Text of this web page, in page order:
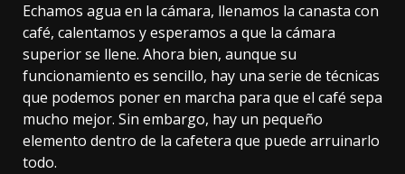
Echamos agua en la cámara, llenamos la canasta con
café, calentamos y esperamos a que la cámara
superior se llene. Ahora bien, aunque su
funcionamiento es sencillo, hay una serie de técnicas
que podemos poner en marcha para que el café sepa
mucho mejor. Sin embargo, hay un pequeño
elemento dentro de la cafetera que puede arruinarlo
todo.